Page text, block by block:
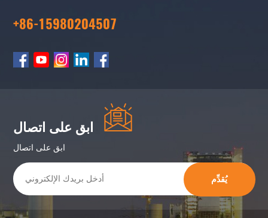
+86-15980204507
ابق على اتصال
ابق على اتصال
يُقدِّم